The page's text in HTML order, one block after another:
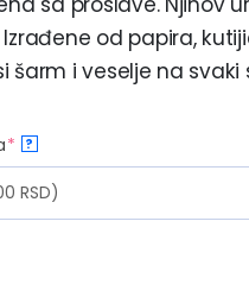
od papira,
šarm i veselje na svaki
* ?